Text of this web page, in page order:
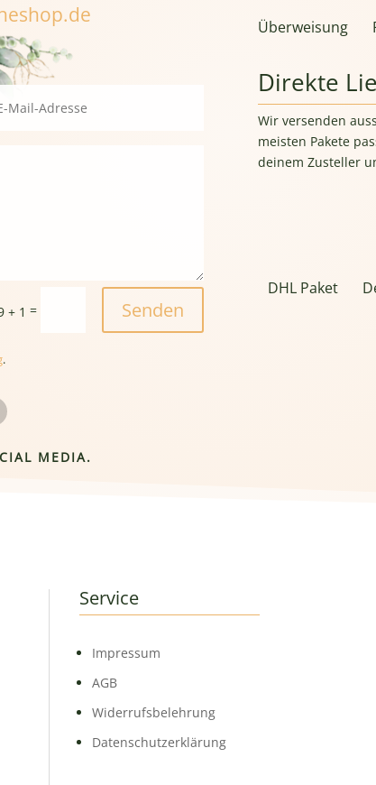
+ 1 = Senden
.
MEDIA.
Überweisung
Direkte
Wir versenden
meisten Pakete
deinem Zusteller
DHL Paket
Service
Impressum
AGB
Widerrufsbelehrung
Datenschutzerklärung